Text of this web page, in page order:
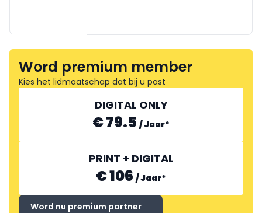
PRODUITS LAITIERS
WALTSON CHIPS
Word premium member
Kies het lidmaatschap dat bij u past
DIGITAL ONLY
€ 79.5 /Jaar*
PRINT + DIGITAL
€ 106 /Jaar*
Word nu premium partner